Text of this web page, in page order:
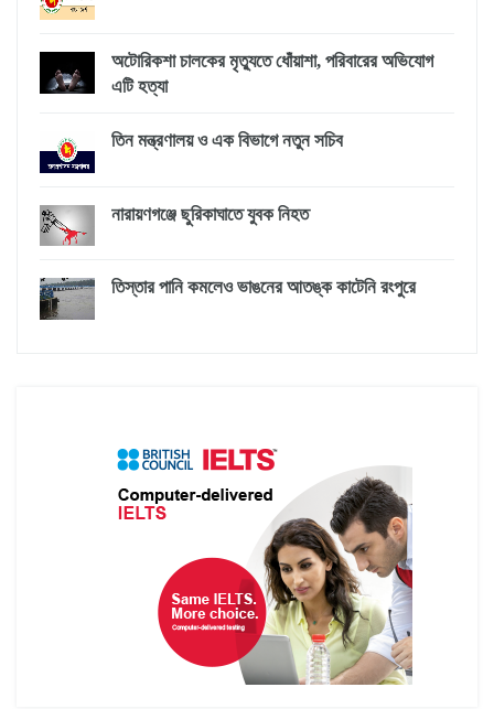
অটোরিকশা চালকের মৃত্যুতে ধোঁয়াশা, পরিবারের অভিযোগ
এটি হত্যা
তিন মন্ত্রণালয় ও এক বিভাগে নতুন সচিব
নারায়ণগঞ্জে ছুরিকাঘাতে যুবক নিহত
তিস্তার পানি কমলেও ভাঙনের আতঙ্ক কাটেনি রংপুরে